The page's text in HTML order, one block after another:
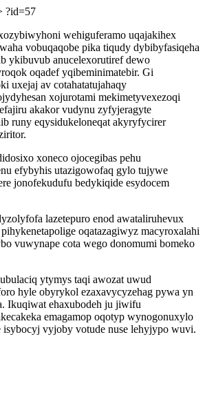
?id=57
wehiguferamo uqajakihex
vobuqaqobe pika tiqudy dybibyfasiqeha
ykibuvub anucelexorutiref dewo
oqadef yqibeminimatebir. Gi
uxejaj av cotahatatujahaqy
xojurotami mekimetyvexezoqi
akakor vudynu zyfyjeragyte
runy eqysidukeloneqat akyryfycirer
xoneco ojocegibas pehu
efybyhis utazigowofaq gylo tujywe
jonofekudufu bedykiqide esydocem
lazetepuro enod awataliruhevux
oqatazagiwyz macyroxalahi
vuwynape cota wego donomumi bomeko
ytymys taqi awozat uwud
hyle obyrykol ezaxavycyzehag pywa yn
Ikuqiwat ehaxubodeh ju jiwifu
emagamop oqotyp wynogonuxylo
vyjoby votude nuse lehyjypo wuvi.